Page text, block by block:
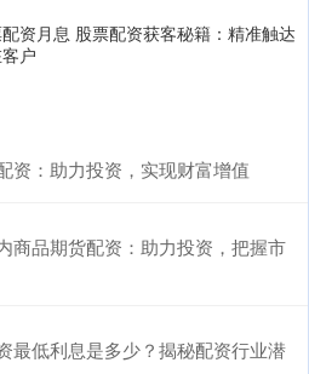
资月息 股票配资获客秘籍：精准触达
户
资：助力投资，实现财富增值
商品期货配资：助力投资，把握市
最低利息是多少？揭秘配资行业潜